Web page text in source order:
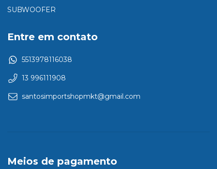
SUBWOOFER
Entre em contato
5513978116038
13 996111908
santosimportshopmkt@gmail.com
Meios de pagamento